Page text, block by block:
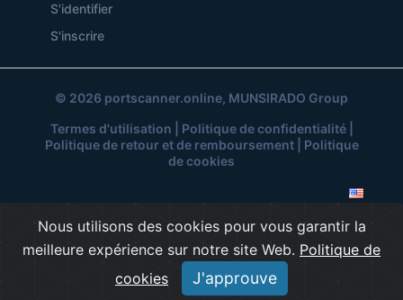
S'identifier
S'inscrire
© 2026 portscanner.online, MUNSIRADO Group
Termes d'utilisation
Politique de confidentialité|
Politique de retour et de remboursement| Politique
de cookies
Nous utilisons des cookies pour vous garantir la
meilleure expérience sur notre site Web. Politique de
cookies
J'approuve